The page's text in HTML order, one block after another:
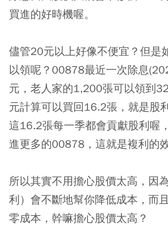
買進的好時機喔。
儘管20元以上好像不便宜？但是
以領呢？ 00878最近一次除息
元，老人家的1,200張可以領到
元計算可以買回16.2張，就是股
這16.2張每一季都會貢獻股利喔
進更多的00878，這就是複利的效
所以其實不用擔心股價太高，因
利）會不斷地幫你降低成本，而
零成本，幹嘛擔心股價太高？